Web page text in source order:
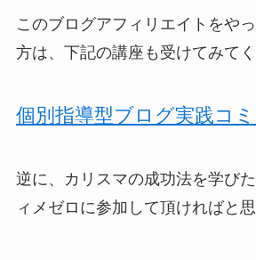
このブログアフィリエイトをや
方は、下記の講座も受けてみてく
個別指導型ブログ実践コ
逆に、カリスマの成功法を学び
ィメゼロに参加して頂ければと思